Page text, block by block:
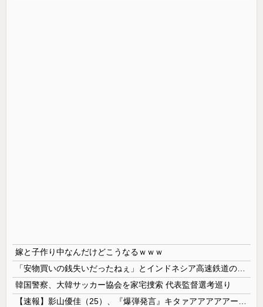
嫁と子作り中なんだけどこうなるｗｗｗ
「安物買いの銭失いだったねぇ」とインドネシア高速鉄道の最終処分に日本側騒然、国家予算は使わないというと何が財源なんだ？
韓国警察、大韓サッカー協会を家宅捜索 代表監督選考巡り
【速報】影山優佳（25）、『爆弾発言』キタァアアアアアーーーーー！！